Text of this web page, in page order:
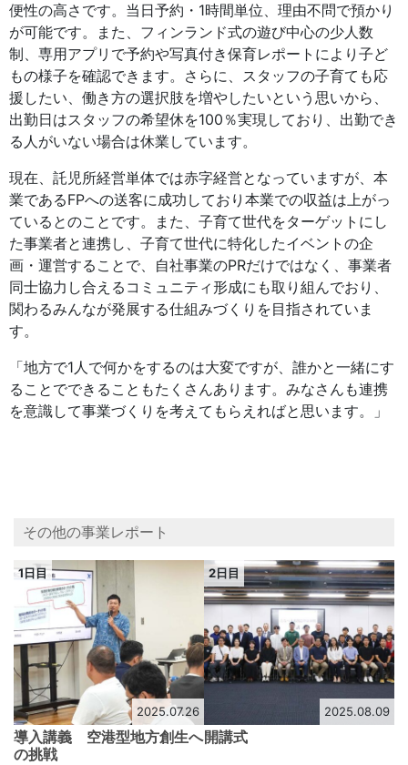
便性の高さです。当日予約・1時間単位、理由不問で預かり
が可能です。また、フィンランド式の遊び中心の少人数
制、専用アプリで予約や写真付き保育レポートにより子ど
もの様子を確認できます。さらに、スタッフの子育ても応
援したい、働き方の選択肢を増やしたいという思いから、
出勤日はスタッフの希望休を100％実現しており、出勤でき
る人がいない場合は休業しています。
現在、託児所経営単体では赤字経営となっていますが、本
業であるFPへの送客に成功しており本業での収益は上がっ
ているとのことです。また、子育て世代をターゲットにし
た事業者と連携し、子育て世代に特化したイベントの企
画・運営することで、自社事業のPRだけではなく、事業者
同士協力し合えるコミュニティ形成にも取り組んでおり、
関わるみんなが発展する仕組みづくりを目指されていま
す。
「地方で1人で何かをするのは大変ですが、誰かと一緒にす
ることでできることもたくさんあります。みなさんも連携
を意識して事業づくりを考えてもらえればと思います。」
その他の事業レポート
1日目
2025.07.26
導入講義 空港型地方創生へ
の挑戦
2日目
2025.08.09
開講式